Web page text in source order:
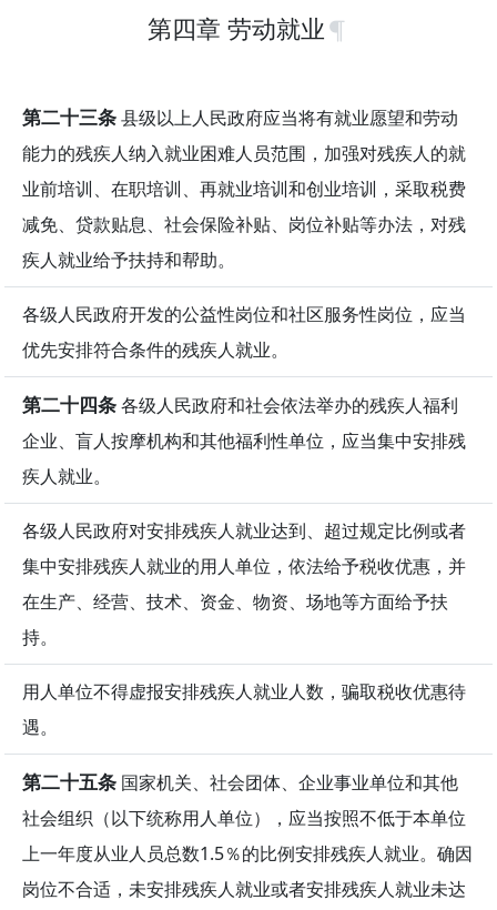
第四章 劳动就业
第二十三条县级以上人民政府应当将有就业愿望和劳动
能力的残疾人纳入就业困难人员范围，加强对残疾人的就
业前培训、在职培训、再就业培训和创业培训，采取税费
减免、贷款贴息、社会保险补贴、岗位补贴等办法，对残
疾人就业给予扶持和帮助。
各级人民政府开发的公益性岗位和社区服务性岗位，应当
优先安排符合条件的残疾人就业。
第二十四条各级人民政府和社会依法举办的残疾人福利
企业、盲人按摩机构和其他福利性单位，应当集中安排残
疾人就业。
各级人民政府对安排残疾人就业达到、超过规定比例或者
集中安排残疾人就业的用人单位，依法给予税收优惠，并
在生产、经营、技术、资金、物资、场地等方面给予扶
持。
用人单位不得虚报安排残疾人就业人数，骗取税收优惠待
遇。
第二十五条 国家机关、社会团体、企业事业单位和其他
社会组织（以下统称用人单位），应当按照不低于本单位
上一年度从业人员总数1.5％的比例安排残疾人就业。确因
岗位不合适，未安排残疾人就业或者安排残疾人就业未达